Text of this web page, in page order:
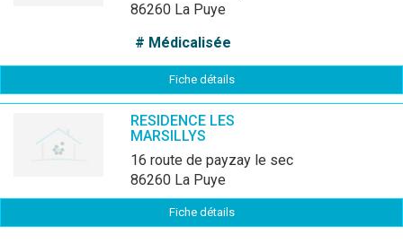
86260 La Puye
# Médicalisée
Fiche détails
RESIDENCE LES
MARSILLYS
16 route de payzay le sec
86260 La Puye
Fiche détails